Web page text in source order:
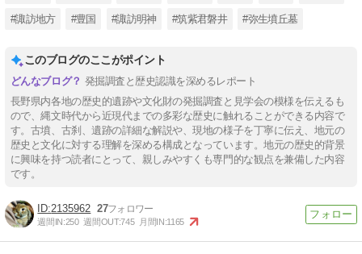
#諏訪地方 #豊国 #諏訪明神 #筑紫君磐井 #弥生墳丘墓
このブログのここがポイント
発掘調査と歴史認識を深めるレポート
長野県内各地の歴史的遺跡や文化財の発掘調査と見学会の模様を伝えるも
ので、縄文時代から近現代までの多彩な歴史に触れることができる内容で
す。古墳、古刹、遺跡の詳細な解説や、現地の様子を丁寧に伝え、地元の
歴史と文化に対する理解を深める構成となっています。地元の歴史的背景
に興味を持つ読者にとって、親しみやすくも専門的な観点を兼備した内容
です。
2135962 27
週間IN:250 週間OUT:745 月間IN:1165